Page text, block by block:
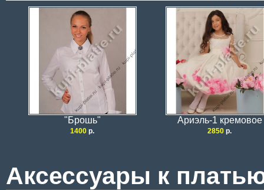
"Брошь" Ариэль-1 кремовое
1400 р. 2850 р.
Аксессуары к